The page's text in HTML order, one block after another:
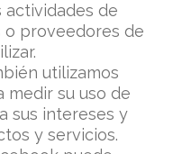
actividades de
proveedores de
utilizamos
medir su uso de
sus intereses y
y servicios.